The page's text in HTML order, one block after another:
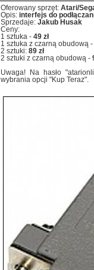
Oferowany sprzęt: Atari/
Opis: interfejs do
Sprzedaje: Jakub Husak
Ceny:
1 sztuka - 49 zł
1 sztuka z czarną obudową -
2 sztuki: 89 zł
2 sztuki z czarną obudową -
Uwaga! Na hasło
wybrania opcji "Kup Teraz".